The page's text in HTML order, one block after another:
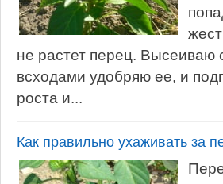
не растет перец. Высеиваю
всходами удобряю ее, и
роста и...
Как правильно ухаживать за